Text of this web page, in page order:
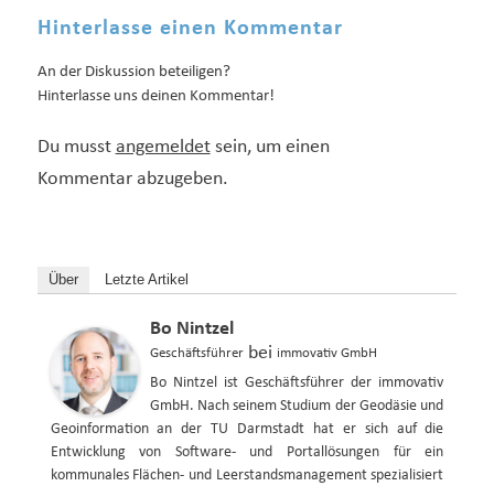
Hinterlasse einen Kommentar
An der Diskussion beteiligen?
Hinterlasse uns deinen Kommentar!
Du musst angemeldetsein, um einen
Kommentar abzugeben.
Über Letzte Artikel
Bo Nintzel
Geschäftsführerbei immovativ GmbH
Bo Nintzel ist Geschäftsführer der immovativ
GmbH. Nach seinem Studium der Geodäsie und
Geoinformation an der TU Darmstadt hat er sich auf die
Entwicklung von Software- und Portallösungen für ein
kommunales Flächen- und Leerstandsmanagement spezialisiert